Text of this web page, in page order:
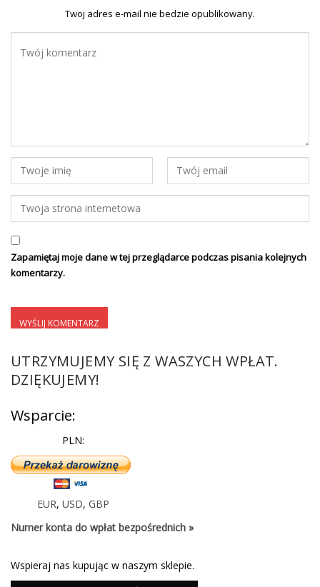
Twoj adres e-mail nie bedzie opublikowany.
Zapamiętaj moje dane w tej przeglądarce podczas pisania kolejnych
komentarzy.
UTRZYMUJEMY SIĘ Z WASZYCH WPŁAT.
DZIĘKUJEMY!
Wsparcie:
PLN:
EUR, USD, GBP
Numer konta do wpłat bezpośrednich »
Wspieraj nas kupując w naszym sklepie.